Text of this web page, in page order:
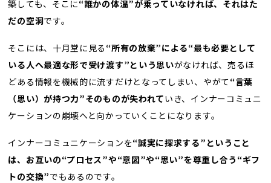
築しても、そこに“誰かの体温”が乗っていなければ、それはた
だの空洞です。
そこには、十月堂に見る “所有の放棄”による“最も必要として
いる人へ最適な形で受け渡す”という思いがなければ、売るほ
どある情報を機械的に流すだけとなってしまい、やがて “言葉
（思い）が持つ力”そのものが失われていき、インナーコミュニ
ケーションの崩壊へと向かっていくことになります。
インナーコミュニケーションを“誠実に探求する”ということ
は、お互いの“プロセス”や“意図”や“思い”を尊重し合う“ギフ
トの交換”でもあるのです。